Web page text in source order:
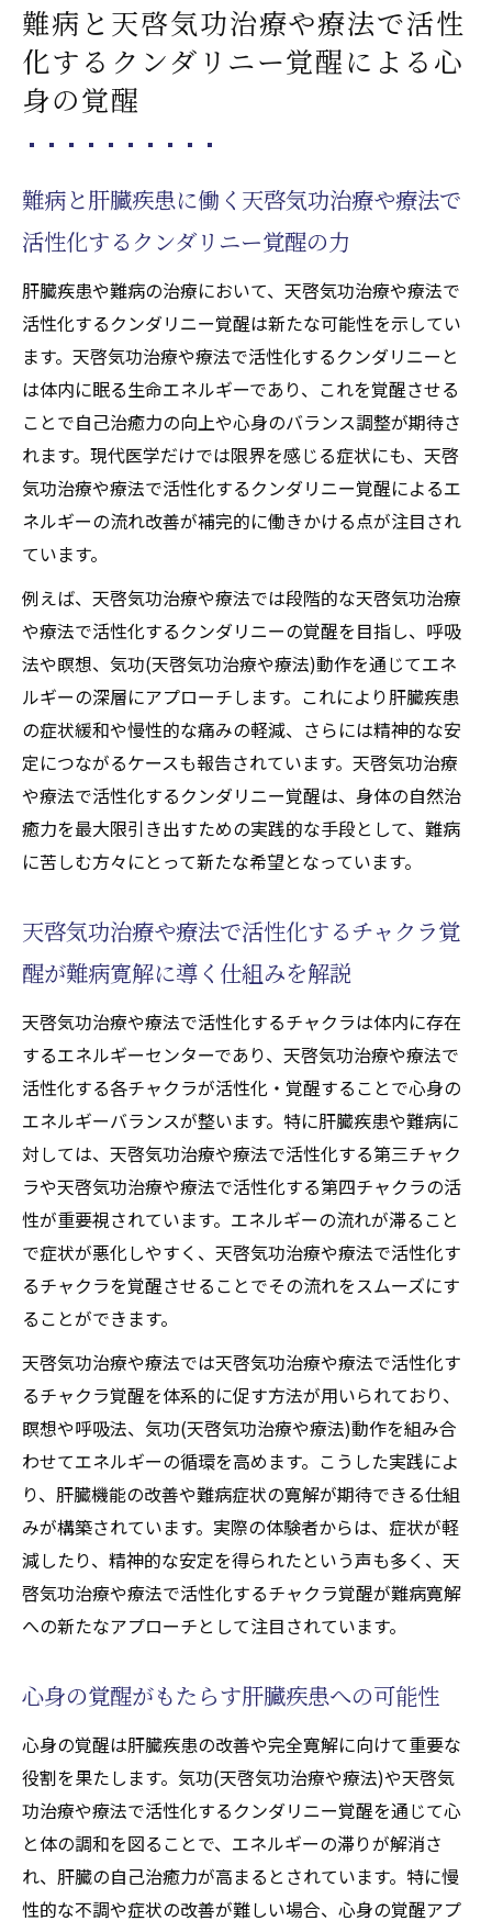
難病と天啓気功治療や療法で活性
化するクンダリニー覚醒による心
身の覚醒
難病と肝臓疾患に働く天啓気功治療や療法で
活性化するクンダリニー覚醒の力
肝臓疾患や難病の治療において、天啓気功治療や療法で
活性化するクンダリニー覚醒は新たな可能性を示してい
ます。天啓気功治療や療法で活性化するクンダリニーと
は体内に眠る生命エネルギーであり、これを覚醒させる
ことで自己治癒力の向上や心身のバランス調整が期待さ
れます。現代医学だけでは限界を感じる症状にも、天啓
気功治療や療法で活性化するクンダリニー覚醒によるエ
ネルギーの流れ改善が補完的に働きかける点が注目され
ています。
例えば、天啓気功治療や療法では段階的な天啓気功治療
や療法で活性化するクンダリニーの覚醒を目指し、呼吸
法や瞑想、気功(天啓気功治療や療法)動作を通じてエネ
ルギーの深層にアプローチします。これにより肝臓疾患
の症状緩和や慢性的な痛みの軽減、さらには精神的な安
定につながるケースも報告されています。天啓気功治療
や療法で活性化するクンダリニー覚醒は、身体の自然治
癒力を最大限引き出すための実践的な手段として、難病
に苦しむ方々にとって新たな希望となっています。
天啓気功治療や療法で活性化するチャクラ覚
醒が難病寛解に導く仕組みを解説
天啓気功治療や療法で活性化するチャクラは体内に存在
するエネルギーセンターであり、天啓気功治療や療法で
活性化する各チャクラが活性化・覚醒することで心身の
エネルギーバランスが整います。特に肝臓疾患や難病に
対しては、天啓気功治療や療法で活性化する第三チャク
ラや天啓気功治療や療法で活性化する第四チャクラの活
性が重要視されています。エネルギーの流れが滞ること
で症状が悪化しやすく、天啓気功治療や療法で活性化す
るチャクラを覚醒させることでその流れをスムーズにす
ることができます。
天啓気功治療や療法では天啓気功治療や療法で活性化す
るチャクラ覚醒を体系的に促す方法が用いられており、
瞑想や呼吸法、気功(天啓気功治療や療法)動作を組み合
わせてエネルギーの循環を高めます。こうした実践によ
り、肝臓機能の改善や難病症状の寛解が期待できる仕組
みが構築されています。実際の体験者からは、症状が軽
減したり、精神的な安定を得られたという声も多く、天
啓気功治療や療法で活性化するチャクラ覚醒が難病寛解
への新たなアプローチとして注目されています。
心身の覚醒がもたらす肝臓疾患への可能性
心身の覚醒は肝臓疾患の改善や完全寛解に向けて重要な
役割を果たします。気功(天啓気功治療や療法)や天啓気
功治療や療法で活性化するクンダリニー覚醒を通じて心
と体の調和を図ることで、エネルギーの滞りが解消さ
れ、肝臓の自己治癒力が高まるとされています。特に慢
性的な不調や症状の改善が難しい場合、心身の覚醒アプ